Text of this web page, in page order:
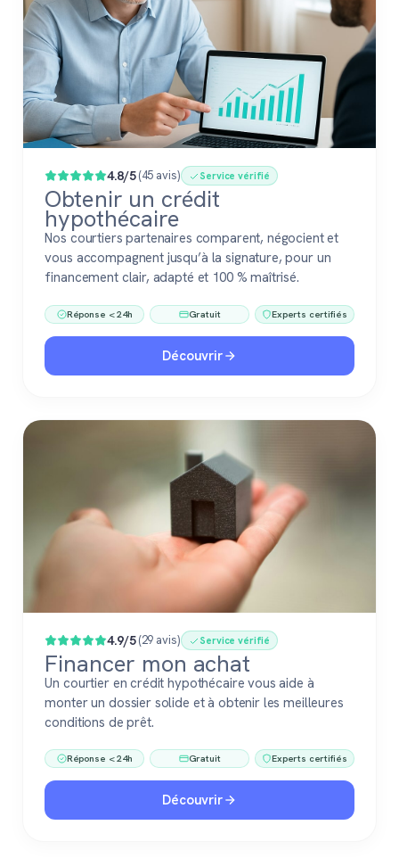
4.8/5(45 avis) Service vérifié
Obtenir un crédit
hypothécaire
Nos courtiers partenaires comparent, négocient et
vous accompagnent jusqu’à la signature, pour un
financement clair, adapté et 100 % maîtrisé.
Réponse < 24h Gratuit Experts certifiés
Découvrir
4.9/5(29 avis) Service vérifié
Financer mon achat
Un courtier en crédit hypothécaire vous aide à
monter un dossier solide et à obtenir les meilleures
conditions de prêt.
Réponse < 24h Gratuit Experts certifiés
Découvrir